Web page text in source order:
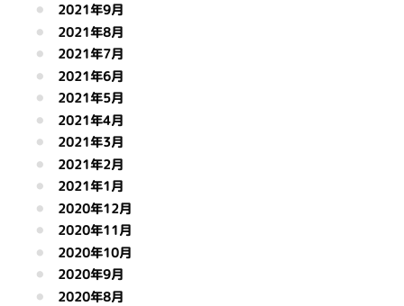
2021年9月
2021年8月
2021年7月
2021年6月
2021年5月
2021年4月
2021年3月
2021年2月
2021年1月
2020年12月
2020年11月
2020年10月
2020年9月
2020年8月